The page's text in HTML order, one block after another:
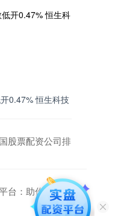
0.47% 恒生科技
股票配资公司排
台：助你开启投